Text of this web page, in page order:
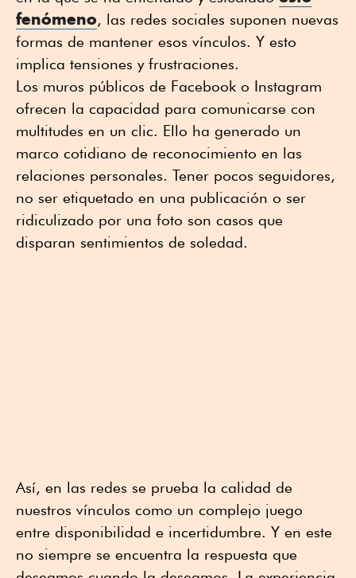
fenómeno, las redes sociales suponen nuevas
formas de mantener esos vínculos. Y esto
implica tensiones y frustraciones.
Los muros públicos de Facebook o Instagram
ofrecen la capacidad para comunicarse con
multitudes en un clic. Ello ha generado un
marco cotidiano de reconocimiento en las
relaciones personales. Tener pocos seguidores,
no ser etiquetado en una publicación o ser
ridiculizado por una foto son casos que
disparan sentimientos de soledad.
Así, en las redes se prueba la calidad de
nuestros vínculos como un complejo juego
entre disponibilidad e incertidumbre. Y en este
no siempre se encuentra la respuesta que